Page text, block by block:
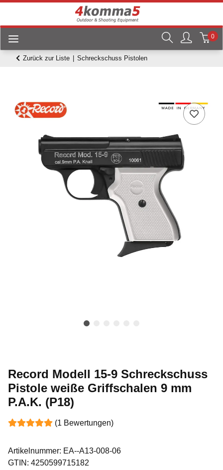
0
Zurück zur Liste Schreckschuss Pistolen
Record Modell 15-9 Schreckschuss
Pistole weiße Griffschalen 9 mm
P.A.K. (P18)
(1 Bewertungen)
Artikelnummer: EA--A13-008-06
GTIN: 4250599715182